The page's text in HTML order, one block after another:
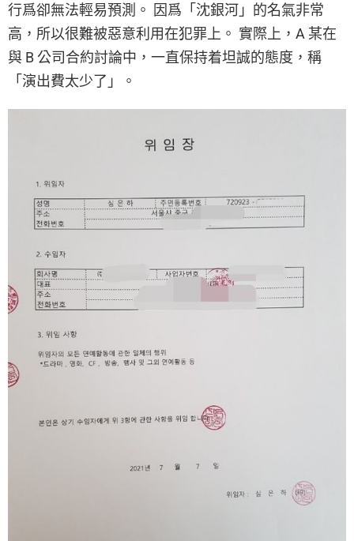
行爲卻無法輕易預測。 因爲「沈銀河」的名氣非常
高，所以很難被惡意利用在犯罪上。 實際上，A 某在
與 B 公司合約討論中，一直保持着坦誠的態度，稱
「演出費太少了」。